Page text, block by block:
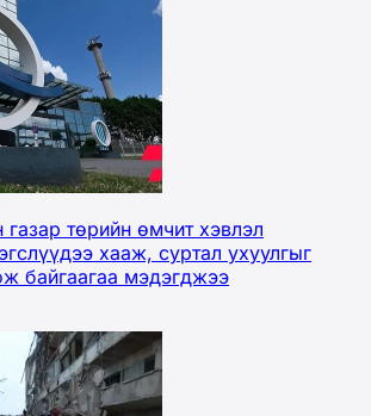
газар төрийн өмчит хэвлэл
хааж, суртал ухуулгыг
байгаагаа мэдэгджээ